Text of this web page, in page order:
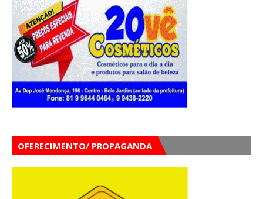
OFERECIMENTO/ PROPAGANDA